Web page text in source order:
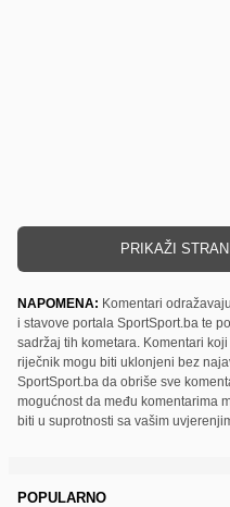
PRIKAŽI
NAPOMENA: Komentari
i stavove portala SportSport.ba te
sadržaj tih kometara. Komentari
riječnik mogu biti uklonjeni bez
SportSport.ba da obriše sve
mogućnost da među komentarima
biti u suprotnosti sa vašim
POPULARNO